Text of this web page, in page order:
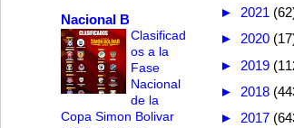
Nacional B
Clasificad
os a la
Fase
Nacional
de la
Copa Simon Bolivar
► 2021
► 2020
► 2019
► 2018
► 2017